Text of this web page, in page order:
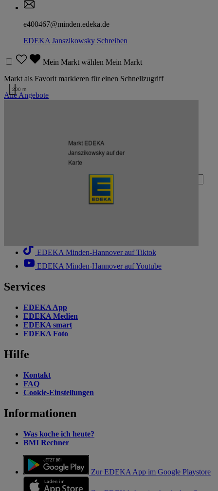
e400467@minden.edeka.de
EDEKA Janszikowsky Schreiben
Mein Markt wählen Mein Markt
Markt als Favorit markieren für einen Schnellzugriff
Alle Angebote
Markt EDEKA
Janszikowsky auf der
Karte
200 m
Zum Newsletter anmelden
Deine E-Mail-Adresse (Pflichtfeld)
EDEKA Minden-Hannover auf Tiktok
EDEKA Minden-Hannover auf Youtube
Services
EDEKA App
EDEKA Medien
EDEKA smart
EDEKA Foto
Hilfe
Kontakt
FAQ
Cookie-Einstellungen
Informationen
Was koche ich heute?
BMI Rechner
Zur EDEKA App im Google Playstore